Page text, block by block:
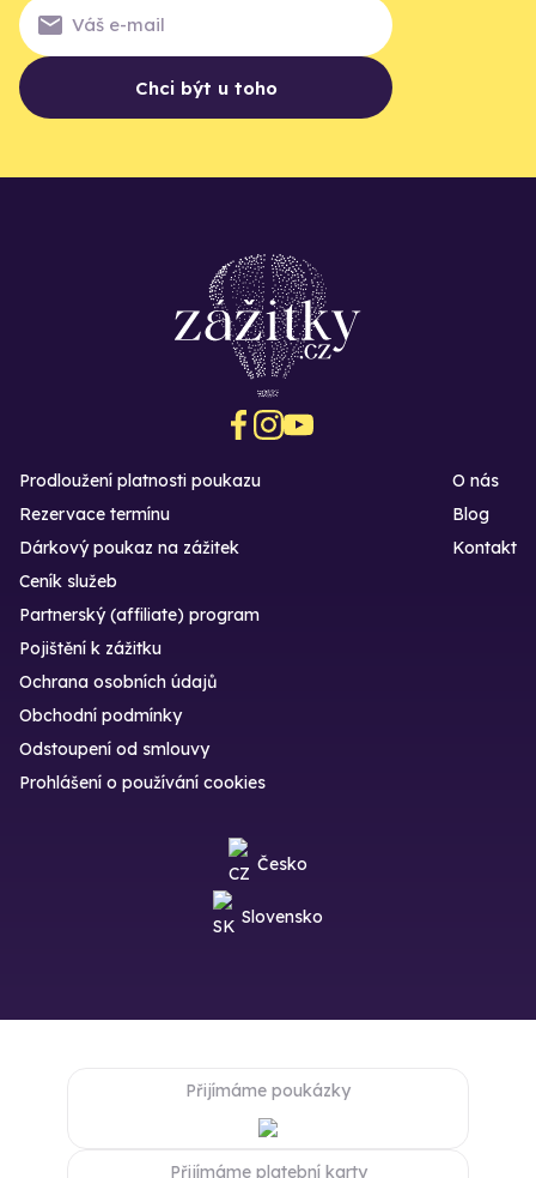
Chci být u toho
Prodloužení platnosti poukazu
Rezervace termínu
Dárkový poukaz na zážitek
O nás
Blog
Kontakt
Ceník služeb
Partnerský (affiliate) program
Pojištění k zážitku
Ochrana osobních údajů
Obchodní podmínky
Odstoupení od smlouvy
Prohlášení o používání cookies
Česko
Slovensko
Přijímáme poukázky
Přijímáme platební karty